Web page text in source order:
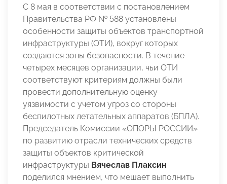
С 8 мая в соответствии с постановлением
Правительства РФ № 588 установлены
особенности защиты объектов транспортной
инфраструктуры (ОТИ), вокруг которых
создаются зоны безопасности. В течение
четырех месяцев организации, чьи ОТИ
соответствуют критериям должны были
провести дополнительную оценку
уязвимости с учетом угроз со стороны
беспилотных летательных аппаратов (БПЛА).
Председатель Комиссии «ОПОРЫ РОССИИ»
по развитию отрасли технических средств
защиты объектов критической
инфраструктуры Вячеслав Плаксин
поделился мнением, что мешает выполнить